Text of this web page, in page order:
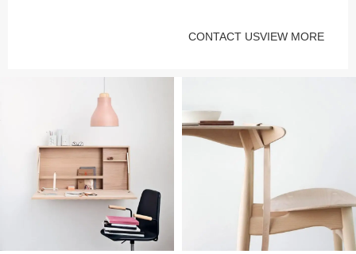
VIEW MORE
CONTACT US